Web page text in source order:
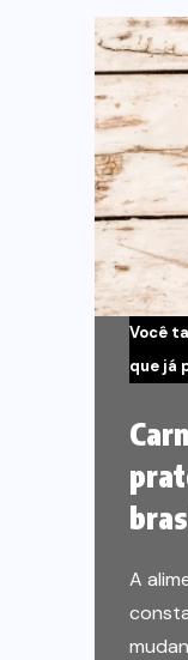
Você
que já
A